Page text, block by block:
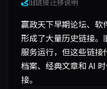
旧链接迁移说明
赢政天下早期论坛、软
形成了大量历史链接。
服务运行，但这些链接
档案、经典文章和 AI
接。